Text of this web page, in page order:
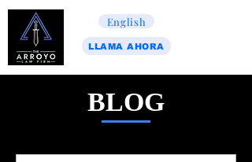
LLAMA AHORA
English
BLOG